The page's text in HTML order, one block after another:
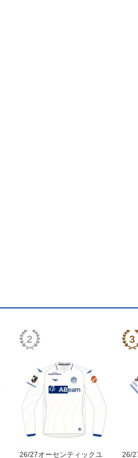
26/27オーセンティックユ
26/